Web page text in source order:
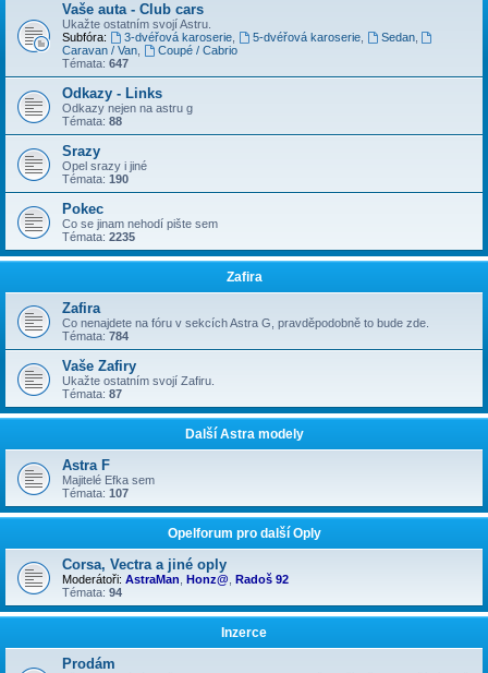
Vaše auta - Club cars
Ukažte ostatním svojí Astru.
Subfóra:
3-dvéřová karoserie, 5-dvéřová karoserie, Sedan,
Caravan / Van
Coupé / Cabrio
Témata: 647
Odkazy - Links
Odkazy nejen na astru g
Témata: 88
Srazy
Opel srazy i jiné
Témata: 190
Pokec
Co se jinam nehodí pište sem
Témata: 2235
Zafira
Zafira
Co nenajdete na fóru v sekcích Astra G, pravděpodobně to bude zde.
Témata: 784
Vaše Zafiry
Ukažte ostatním svojí Zafiru.
Témata: 87
Další Astra modely
Astra F
Majitelé Efka sem
Témata: 107
Opelforum pro další Oply
Corsa, Vectra a jiné oply
Moderátoři: AstraMan Honz@ Radoš 92
Témata: 94
Inzerce
Prodám